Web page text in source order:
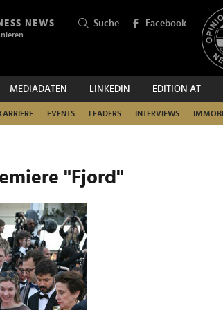
NEWS Suche Facebook
MEDIADATEN LINKEDIN EDITION AT
EVENTS LEADERS INTERVIEWS
SUCHEN
"Fjord"